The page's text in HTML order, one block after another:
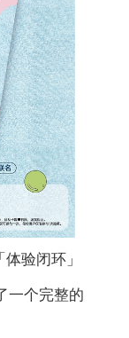
验闭环」
一个完整的